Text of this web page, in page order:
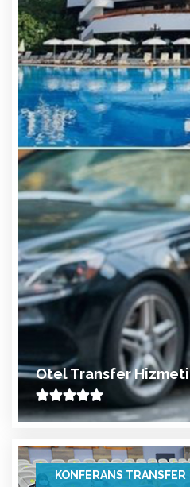
Otel Transfer Hizmeti
KONFERANS TRANSFER